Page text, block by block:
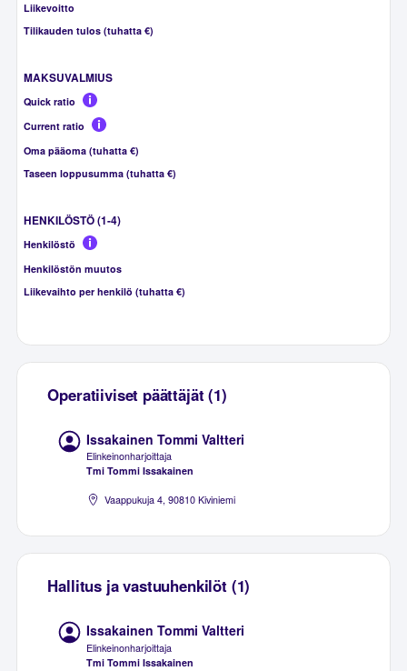
Liikevoitto
Tilikauden tulos (tuhatta €)
MAKSUVALMIUS
Quick ratio
Current ratio
Oma pääoma (tuhatta €)
Taseen loppusumma (tuhatta €)
HENKILÖSTÖ (1-4)
Henkilöstö
Henkilöstön muutos
Liikevaihto per henkilö (tuhatta €)
Operatiiviset päättäjät (1)
Issakainen Tommi Valtteri
Elinkeinonharjoittaja
Tmi Tommi Issakainen
Vaappukuja 4, 90810 Kiviniemi
Hallitus ja vastuuhenkilöt (1)
Issakainen Tommi Valtteri
Elinkeinonharjoittaja
Tmi Tommi Issakainen